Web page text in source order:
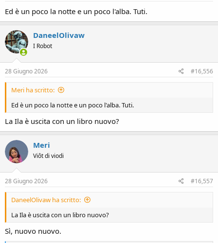
Ed è un poco la notte e un poco l'alba. Tuti.
DaneelOlivaw
I Robot
28 Giugno 2026 #16,556
Meri ha scritto:
Ed è un poco la notte e un poco l'alba. Tuti.
La Ila è uscita con un libro nuovo?
Meri
Viôt di viodi
28 Giugno 2026 #16,557
DaneelOlivaw ha scritto:
La Ila è uscita con un libro nuovo?
Sì, nuovo nuovo.